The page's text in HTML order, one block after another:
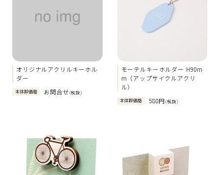
オリジナルアクリルキーホル
ダー
本体卸価格 お問合せ (税抜)
モーテルキーホルダー H90m
m（アップサイクルアクリ
ル）
本体卸価格 580円(税抜)